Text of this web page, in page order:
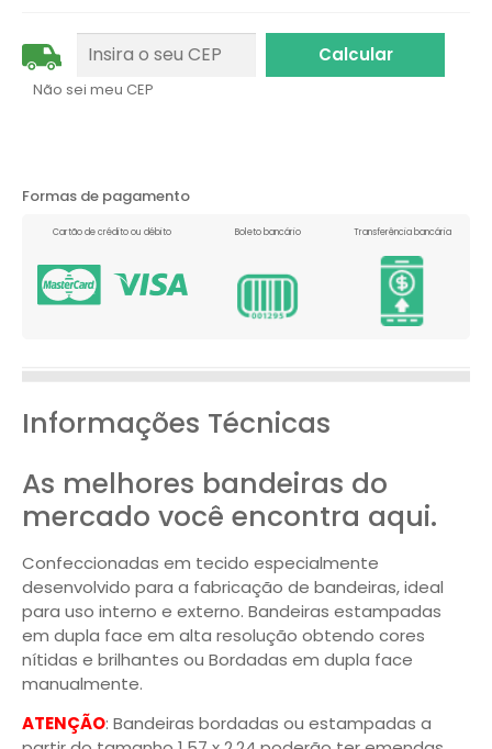
Não sei meu CEP
Formas de pagamento
Cartão de crédito ou débito Boleto bancário Transferência bancária
Informações Técnicas
As melhores bandeiras do
mercado você encontra aqui.
Confeccionadas em tecido especialmente
desenvolvido para a fabricação de bandeiras, ideal
para uso interno e externo. Bandeiras estampadas
em dupla face em alta resolução obtendo cores
nítidas e brilhantes ou Bordadas em dupla face
manualmente.
ATENÇÃO: Bandeiras bordadas ou estampadas a